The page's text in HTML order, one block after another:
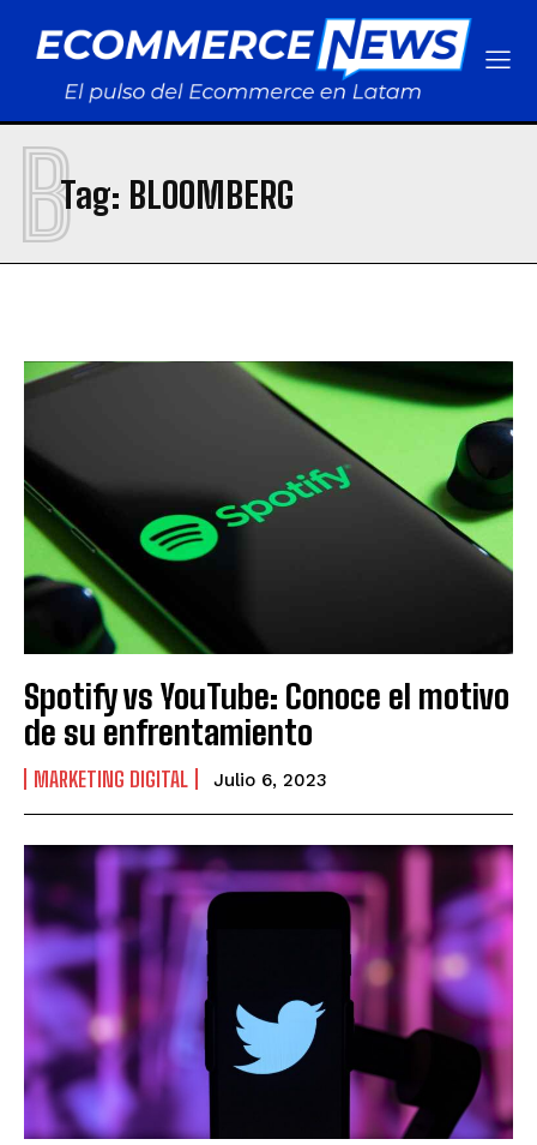
Tag: BLOOMBERG
B
Spotify vs YouTube: Conoce el motivo
de su enfrentamiento
MARKETING DIGITAL Julio 6, 2023